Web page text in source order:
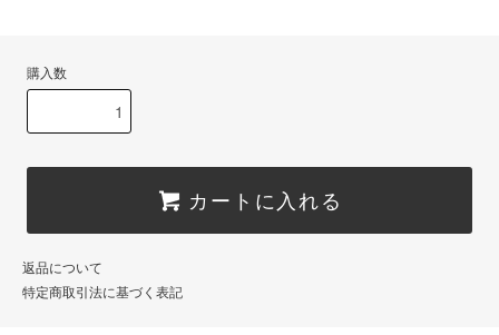
購入数
カートに入れる
返品について
特定商取引法に基づく表記